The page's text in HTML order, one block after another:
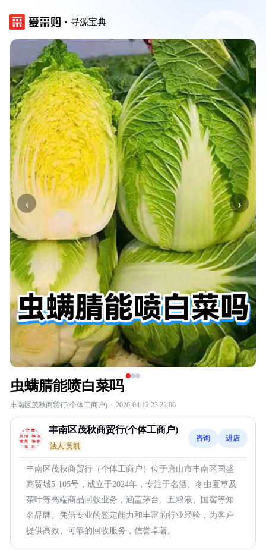
寻源宝典
‹ ›
虫螨腈能喷白菜吗
丰南区茂秋商贸行(个体工商户) · 2026-04-12 23:22:06
丰南区茂秋商贸行(个体工商户)
法人:吴凯
咨询 进店
丰南区茂秋商贸行（个体工商户）位于唐山市丰南区国盛
商贸城5-105号，成立于2024年，专注于名酒、冬虫夏草及
茶叶等高端商品回收业务，涵盖茅台、五粮液、国窖等知
名品牌。凭借专业的鉴定能力和丰富的行业经验，为客户
提供高效、可靠的回收服务，信誉卓著。